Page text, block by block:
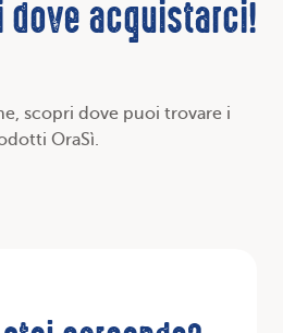
dove acquistarci!
scopri dove puoi trovare i
OraSì.